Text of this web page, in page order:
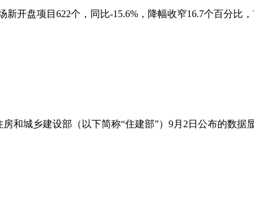
开盘项目622个，同比-15.6%，降幅收窄16.7个百分比
和城乡建设部（以下简称“住建部”）9月2日公布的数据